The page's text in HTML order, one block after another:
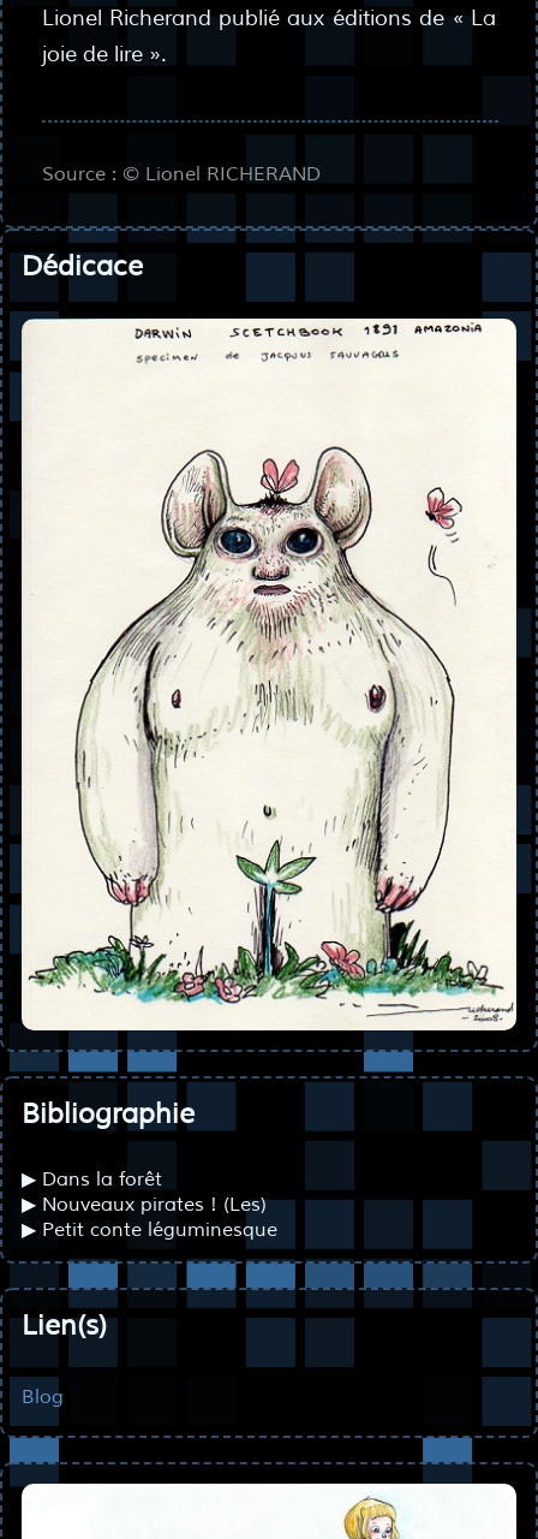
Lionel Richerand publié aux éditions de « La
joie de lire ».
Source : © Lionel RICHERAND
Dédicace
Bibliographie
▶ Dans la forêt
▶ Nouveaux pirates ! (Les)
▶ Petit conte léguminesque
Lien(s)
Blog